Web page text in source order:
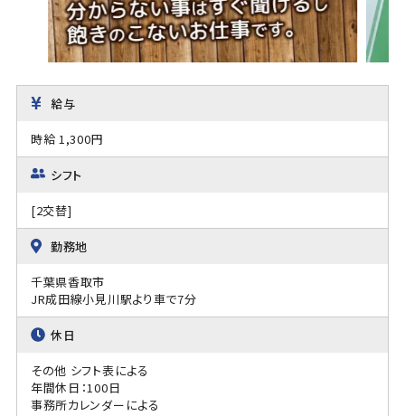
給与
時給 1,300円
シフト
[2交替]
勤務地
千葉県香取市
JR成田線小見川駅より車で7分
休日
その他 シフト表による
年間休日：100日
事務所カレンダーによる